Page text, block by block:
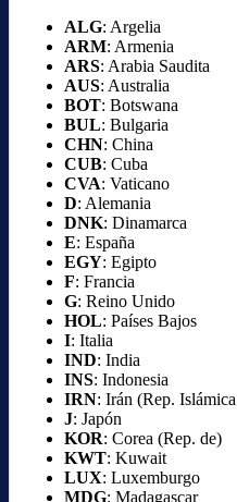
ALG: Argelia
ARM: Armenia
ARS: Arabia Saudita
AUS: Australia
BOT: Botswana
BUL: Bulgaria
CHN: China
CUB: Cuba
CVA: Vaticano
D: Alemania
DNK: Dinamarca
E: España
EGY: Egipto
F: Francia
G: Reino Unido
HOL: Países Bajos
I: Italia
IND: India
INS: Indonesia
IRN: Irán (Rep.
J: Japón
KOR: Corea (Rep. de)
KWT: Kuwait
LUX: Luxemburgo
MDG: Madagascar